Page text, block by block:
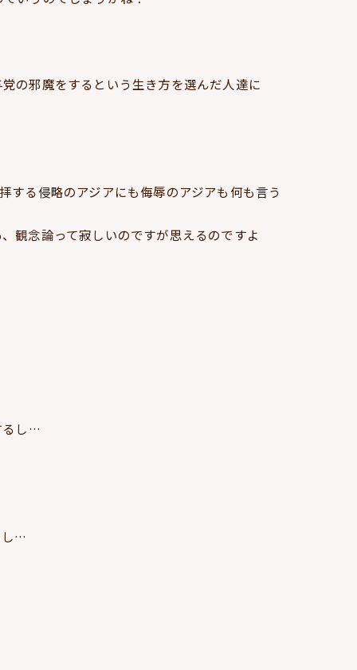
の邪魔をするという生き方を選んだ人達に
する侵略のアジアにも侮辱のアジアも何も言う
観念論って寂しいのですが思えるのですよ
るし…
し…